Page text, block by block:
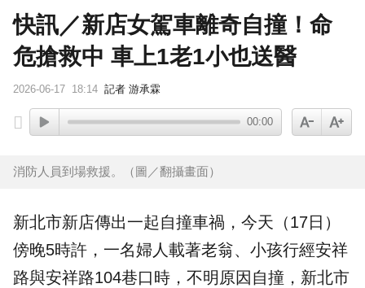
快訊／新店女駕車離奇自撞！命
危搶救中 車上1老1小也送醫
2026-06-17 18:14 記者 游承霖
00:00
消防人員到場救援。（圖／翻攝畫面）
新北市新店傳出一起自撞車禍，今天（17日）
傍晚5時許，一名婦人載著老翁、小孩行經安祥
路與安祥路104巷口時，不明原因自撞，新北市